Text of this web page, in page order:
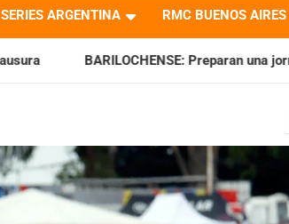
del
ARGENTINA RMC BUENOS AIRES
Preparan una jornada a puro espectáculo